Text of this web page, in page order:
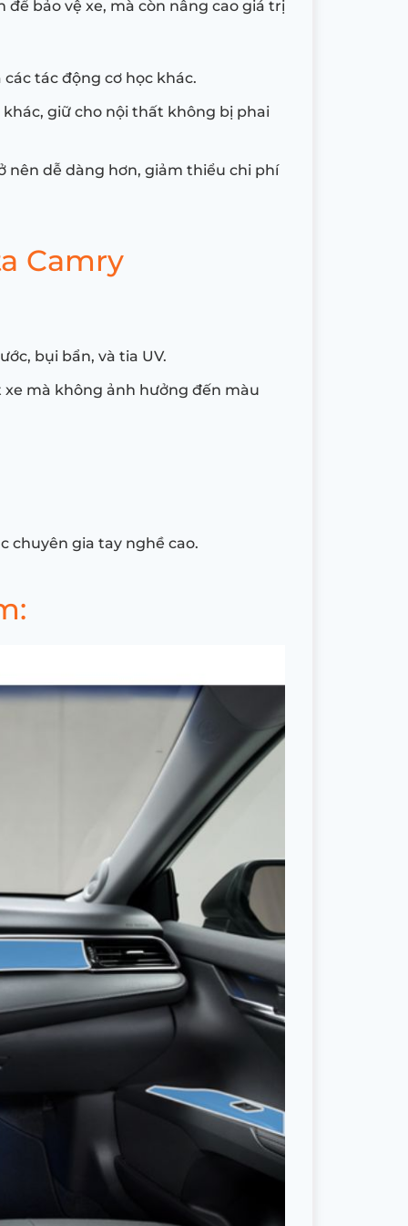
bảo vệ xe, mà còn nâng cao giá trị
tác động cơ học khác.
giữ cho nội thất không bị phai
nên dễ dàng hơn, giảm thiểu chi phí
Camry
bụi bẩn, và tia UV.
mà không ảnh hưởng đến màu
chuyên gia tay nghề cao.